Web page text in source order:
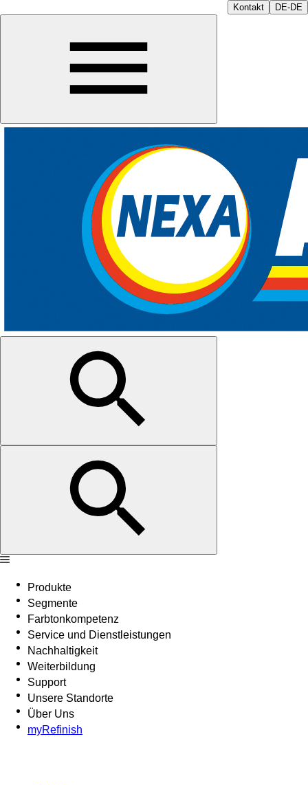
Kontakt DE-DE
Produkte
Segmente
Farbtonkompetenz
Service und Dienstleistungen
Nachhaltigkeit
Weiterbildung
Support
Unsere Standorte
Über Uns
myRefinish